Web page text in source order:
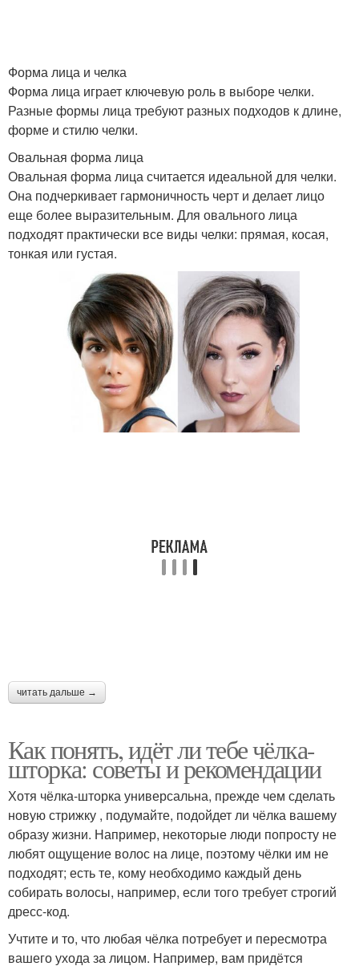
лица
Шапка для круглого
лица
Трапециевидное лицо Шапки к лицу
Сердцевидное лицо
Береты для круглого
лица
Шапка для
прямоугольного лица
Шапки для круглого
лица
треугольного лица
Уборы для
грушевидного лица
Уборы для
ромбовидного лица
Мужские лица
Форма лица и челка
Форма лица играет ключевую роль в выборе челки.
Разные формы лица требуют разных подходов к длине,
форме и стилю челки.
Овальная форма лица
Овальная форма лица считается идеальной для челки.
Она подчеркивает гармоничность черт и делает лицо
еще более выразительным. Для овального лица
подходят практически все виды челки: прямая, косая,
тонкая или густая.
читать дальше →
Как понять, идёт ли тебе чёлка-
шторка: советы и рекомендации
Хотя чёлка-шторка универсальна, прежде чем сделать
новую стрижку , подумайте, подойдет ли чёлка вашему
образу жизни. Например, некоторые люди попросту не
любят ощущение волос на лице, поэтому чёлки им не
подходят; есть те, кому необходимо каждый день
собирать волосы, например, если того требует строгий
дресс-код.
Учтите и то, что любая чёлка потребует и пересмотра
вашего ухода за лицом. Например, вам придётся